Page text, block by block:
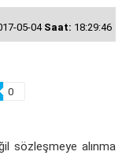
05-04 Saat: 18:29:46
0
sözleşmeye alınma